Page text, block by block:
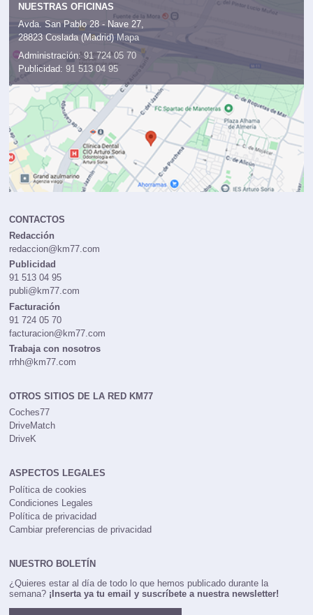
NUESTRAS OFICINAS
Avda. San Pablo 28 - Nave 27,
28823 Coslada (Madrid) Mapa
Administración: 91 724 05 70
Publicidad: 91 513 04 95
CONTACTOS
Redacción
redaccion@km77.com
Publicidad
91 513 04 95
publi@km77.com
Facturación
91 724 05 70
facturacion@km77.com
Trabaja con nosotros
rrhh@km77.com
OTROS SITIOS DE LA RED KM77
Coches77
DriveMatch
DriveK
ASPECTOS LEGALES
Política de cookies
Condiciones Legales
Política de privacidad
Cambiar preferencias de privacidad
NUESTRO BOLETÍN
¿Quieres estar al día de todo lo que hemos publicado durante la
semana? ¡Inserta ya tu email y suscríbete a nuestra newsletter!